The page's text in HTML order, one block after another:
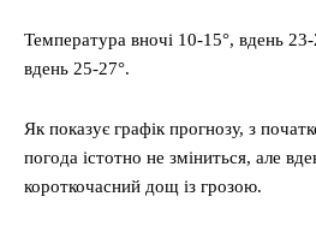
Температура вночі 10-15°, вдень
вдень 25-27°.
Як показує графік прогнозу, з
погода істотно не зміниться, але
короткочасний дощ із грозою.